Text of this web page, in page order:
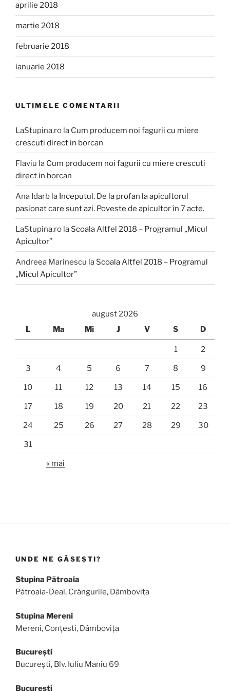
aprilie 2018
martie 2018
februarie 2018
ianuarie 2018
ULTIMELE COMENTARII
LaStupina.ro la Cum producem noi fagurii cu miere
crescuti direct in borcan
Flaviu la Cum producem noi fagurii cu miere crescuti
direct in borcan
Ana Idarb la Inceputul. De la profan la apicultorul
pasionat care sunt azi. Poveste de apicultor în 7 acte.
LaStupina.ro la Scoala Altfel 2018 – Programul „Micul
Apicultor”
Andreea Marinescu la Scoala Altfel 2018 – Programul
„Micul Apicultor”
august 2026
L
Ma Mi J V S D
1 2
3 4 5 6 7 8 9
10 11 12 13 14 15 16
17 18 19 20 21 22 23
24 25 26 27 28 29 30
31
« mai
UNDE NE GĂSEȘTI?
Stupina Pătroaia
Pătroaia-Deal, Crângurile, Dâmbovița
Stupina Mereni
Mereni, Conțesti, Dâmbovița
București
București, Blv. Iuliu Maniu 69
București